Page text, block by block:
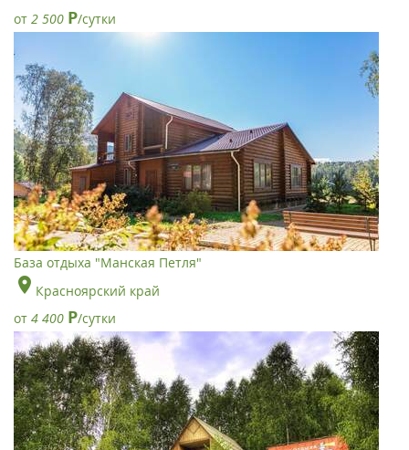
от 2 500 Р/сутки
База отдыха "Манская Петля"
Красноярский край
от 4 400 Р/сутки